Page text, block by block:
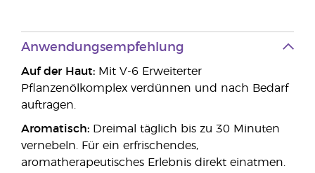
Anwendungsempfehlung
Auf der Haut: Mit V-6 Erweiterter
Pflanzenölkomplex verdünnen und nach Bedarf
auftragen.
Aromatisch: Dreimal täglich bis zu 30 Minuten
vernebeln. Für ein erfrischendes,
aromatherapeutisches Erlebnis direkt einatmen.